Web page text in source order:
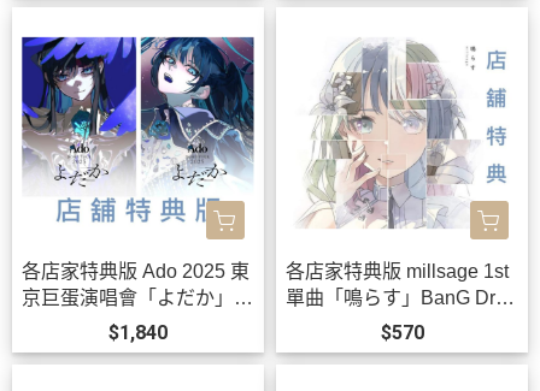
各店家特典版 Ado 2025 東
京巨蛋演唱會「よだか」LI
VE 藍光BD DVD *10/21發
售!
$1,840
各店家特典版 millsage 1st
單曲「鳴らす」BanG Drea
m! *9/30發售!$570